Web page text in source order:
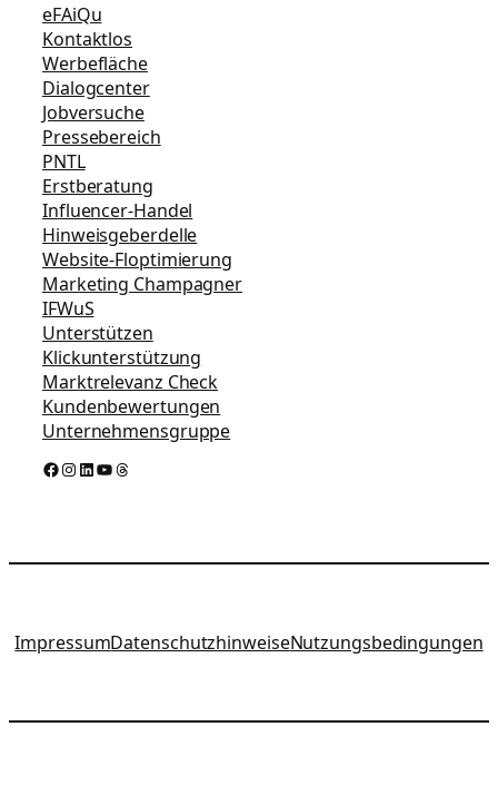
eFAiQu
Kontaktlos
Werbefläche
Dialogcenter
Jobversuche
Pressebereich
PNTL
Erstberatung
Influencer-Handel
Hinweisgeberdelle
Website-Floptimierung
Marketing Champagner
IFWuS
Unterstützen
Klickunterstützung
Marktrelevanz Check
Kundenbewertungen
Unternehmensgruppe
Facebook InstagramLinkedIn YouTube Threads
ImpressumDatenschutzhinweiseNutzungsbedingungen